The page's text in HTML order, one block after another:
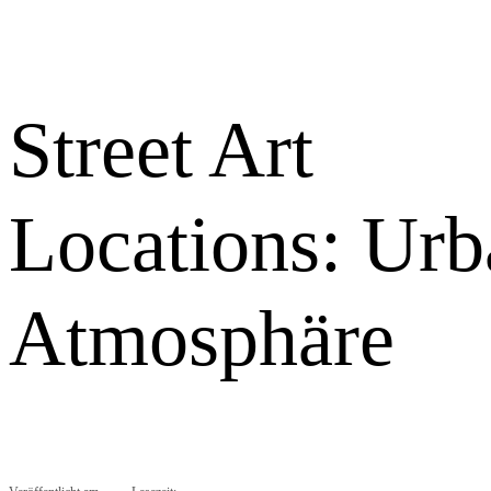
Street Art
Locations:
Atmosphäre